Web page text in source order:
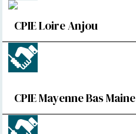
CPIE Loire Anjou
CPIE Mayenne Bas Maine